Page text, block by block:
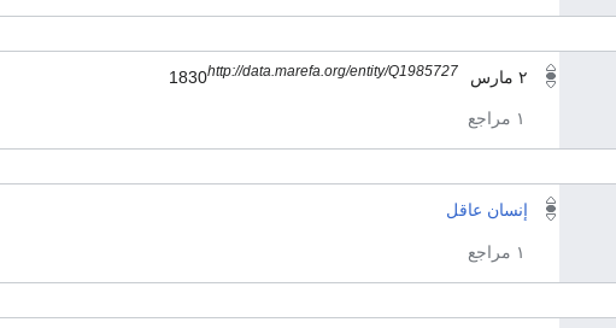
٢ مارس 1830 http://data.marefa.org/entity/Q1985727
١ مراجع
إنسان عاقل
١ مراجع